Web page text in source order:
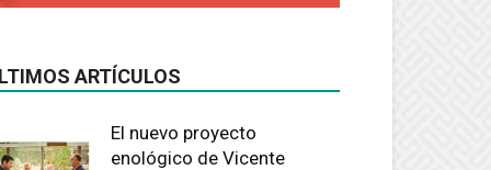
ARTÍCULOS
El nuevo proyecto
enológico de Vicente